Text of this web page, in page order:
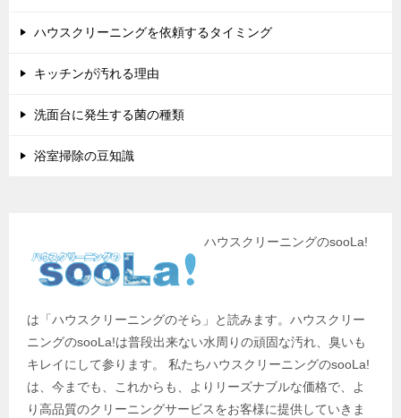
ハウスクリーニングを依頼するタイミング
キッチンが汚れる理由
洗面台に発生する菌の種類
浴室掃除の豆知識
ハウスクリーニングのsooLa!
は「ハウスクリーニングのそら」と読みます。ハウスクリー
ニングのsooLa!は普段出来ない水周りの頑固な汚れ、臭いも
キレイにして参ります。 私たちハウスクリーニングのsooLa!
は、今までも、これからも、よりリーズナブルな価格で、よ
り高品質のクリーニングサービスをお客様に提供していきま